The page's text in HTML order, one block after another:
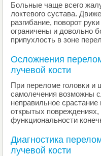
Больные чаще всего
локтевого сустава.
разгибание, поворот
ограничены и довольно
припухлость в зоне
Осложнения
лучевой кости
При переломе головки и
самолечения возможны
неправильное срастание
открытых повреждениях,
функциональности
Диагностика
лучевой кости